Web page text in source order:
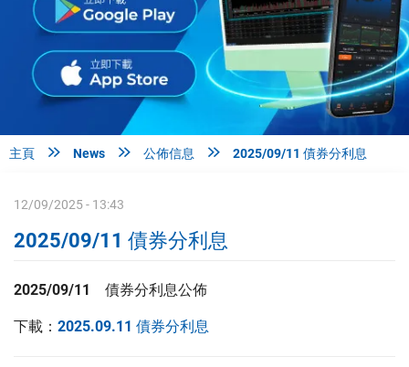
主頁  News  公佈信息  2025/09/11 債券分利息
12/09/2025 - 13:43
2025/09/11 債券分利息
2025/09/11 債券分利息公佈
下載： 2025.09.11 債券分利息